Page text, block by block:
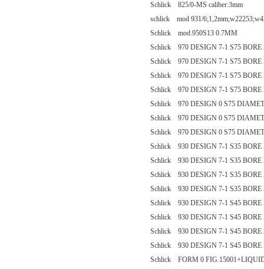
Schlick 825/0-MS caliber:3mm
schlick mod 931/
Schlick mod.950S13 0.7MM
Schlick 970 DESIGN 7-1 S75
Schlick 970 DESIGN 7-1 S75
Schlick 970 DESIGN 7-1 S75
Schlick 970 DESIGN 7-1 S75
Schlick 970 DESIGN 0 S75
Schlick 970 DESIGN 0 S75
Schlick 970 DESIGN 0 S75
Schlick 930 DESIGN 7-1 S35
Schlick 930 DESIGN 7-1 S35
Schlick 930 DESIGN 7-1 S35
Schlick 930 DESIGN 7-1 S35
Schlick 930 DESIGN 7-1 S45
Schlick 930 DESIGN 7-1 S45
Schlick 930 DESIGN 7-1 S45
Schlick 930 DESIGN 7-1 S45
Schlick FORM 0